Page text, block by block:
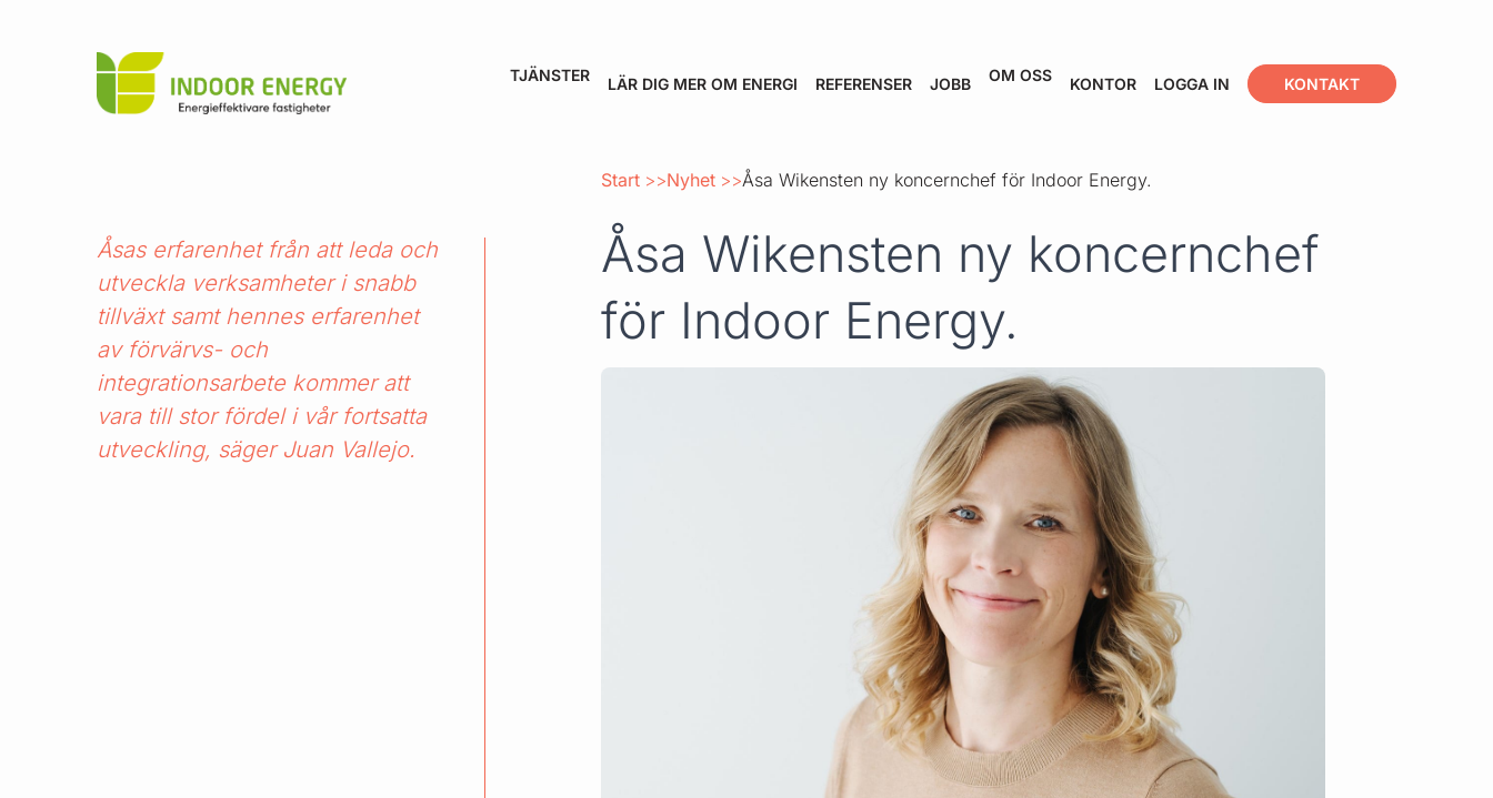
Indoor TJÄNSTER LÄR DIG MER OM ENERGI REFERENSER JOBB OM OSS KONTOR LOGGA IN KONTAKT
Åsas erfarenhet från att leda och
utveckla verksamheter i snabb
tillväxt samt hennes erfarenhet
av förvärvs- och
integrationsarbete kommer att
vara till stor fördel i vår fortsatta
utveckling, säger Juan Vallejo.
Start Nyhet Åsa Wikensten ny koncernchef för Indoor Energy.
Åsa Wikensten ny koncernchef
för Indoor Energy.